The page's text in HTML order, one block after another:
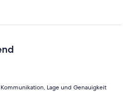
Lage und Genauigkeit